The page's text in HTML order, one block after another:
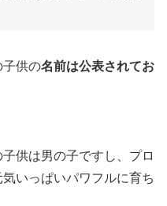
子供の名前は公表されてお
供は男の子ですし、プロ
いっぱいパワフルに育ち